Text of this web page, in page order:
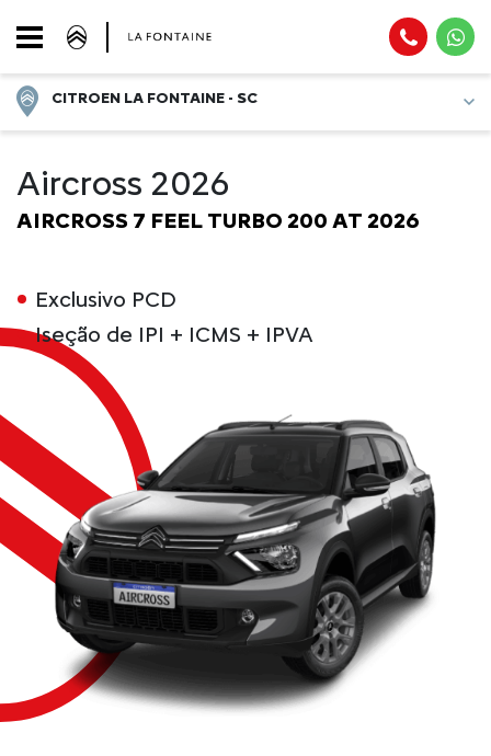
CITROEN LA FONTAINE - SC
Aircross 2026
AIRCROSS 7 FEEL TURBO 200 AT 2026
Exclusivo PCD
Iseção de IPI + ICMS + IPVA